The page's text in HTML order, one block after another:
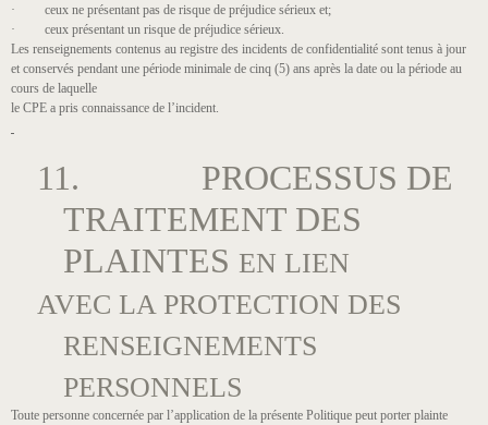
· ceux ne présentant pas de risque de préjudice sérieux​ et;
· ceux présentant un risque de préjudice sérieux​.
Les renseignements contenus au registre des incidents de confidentialité sont tenus à jour
et conservés pendant une période minimale de cinq (5) ans après la date ou la période au
cours de laquelle
le CPE a pris connaissance de l’incident.
11. PROCESSUS DE
TRAITEMENT DES
PLAINTES EN LIEN
AVEC LA PROTECTION DES
RENSEIGNEMENTS
PERSONNELS
Toute personne concernée par l’application de la présente Politique peut porter plainte